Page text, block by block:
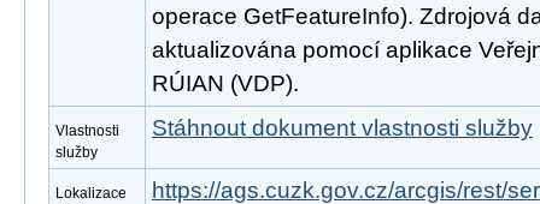
operace GetFeatureInfo). Zdrojová
aktualizována pomocí aplikace
RÚIAN (VDP).
Vlastnosti
služby
Stáhnout dokument vlastnosti služby
Lokalizace
https://ags.cuzk.gov.cz/arcgis/rest/